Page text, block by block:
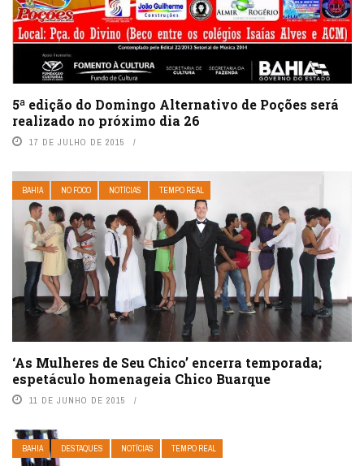
5ª edição do Domingo Alternativo de Poções será
realizado no próximo dia 26
17 DE JULHO DE 2015
BAHIA NO FOCO NOTÍCIAS TEMPO REAL
‘As Mulheres de Seu Chico’ encerra temporada;
espetáculo homenageia Chico Buarque
11 DE JUNHO DE 2015
BAHIA DESTAQUES NOTÍCIAS TEMPO REAL